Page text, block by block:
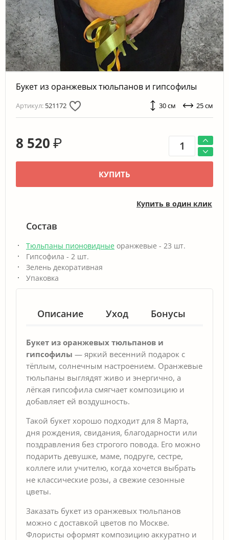
Букет из оранжевых тюльпанов и гипсофилы
Артикул: 521172 30 см 25 см
8 520 ₽
КУПИТЬ
Купить в один клик
Состав
Тюльпаны пионовидные оранжевые - 23 шт.
Гипсофила - 2 шт.
Зелень декоративная
Упаковка
Описание Уход Бонусы
Букет из оранжевых тюльпанов и
гипсофилы — яркий весенний подарок с
тёплым, солнечным настроением. Оранжевые
тюльпаны выглядят живо и энергично, а
лёгкая гипсофила смягчает композицию и
добавляет ей воздушность.
Такой букет хорошо подходит для 8 Марта,
дня рождения, свидания, благодарности или
поздравления без строгого повода. Его можно
подарить девушке, маме, подруге, сестре,
коллеге или учителю, когда хочется выбрать
не классические розы, а свежие сезонные
цветы.
Заказать букет из оранжевых тюльпанов
можно с доставкой цветов по Москве.
Флористы оформят композицию аккуратно и